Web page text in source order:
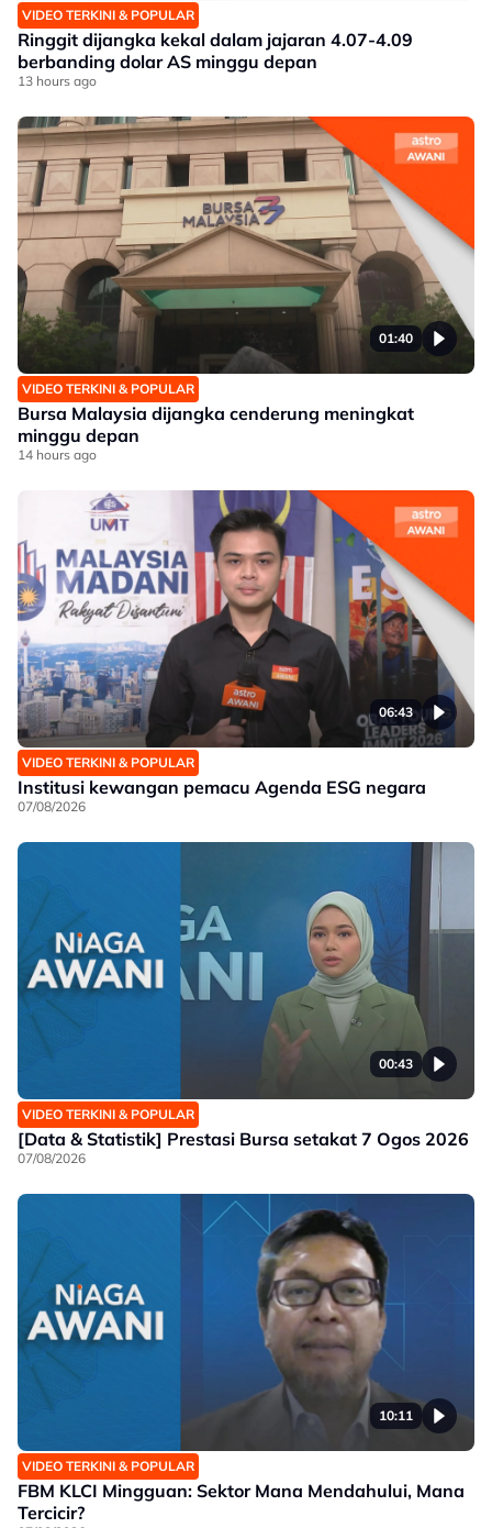
VIDEO TERKINI & POPULAR
Ringgit dijangka kekal dalam jajaran 4.07-4.09
berbanding dolar AS minggu depan
13 hours ago
01:40
VIDEO TERKINI & POPULAR
Bursa Malaysia dijangka cenderung meningkat
minggu depan
14 hours ago
06:43
VIDEO TERKINI & POPULAR
Institusi kewangan pemacu Agenda ESG negara
07/08/2026
00:43
VIDEO TERKINI & POPULAR
[Data & Statistik] Prestasi Bursa setakat 7 Ogos 2026
07/08/2026
10:11
VIDEO TERKINI & POPULAR
FBM KLCI Mingguan: Sektor Mana Mendahului, Mana
Tercicir?